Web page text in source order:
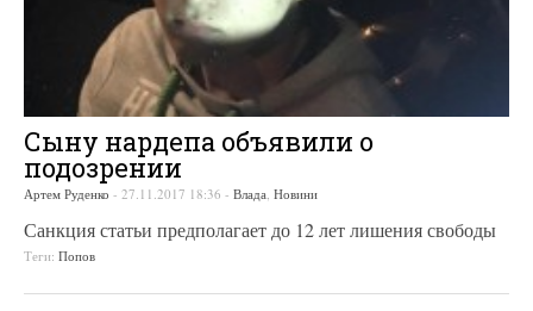
Сыну нардепа объявили о
подозрении
Артем Руденко - 27.11.2017 18:36 - Влада, Новини
Санкция статьи предполагает до 12 лет лишения свободы
Теги: Попов